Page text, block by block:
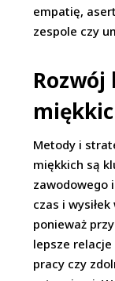
empatię,
zespole czy
Metody i
miękkich są
zawodowego
czas i
ponieważ
lepsze
pracy czy